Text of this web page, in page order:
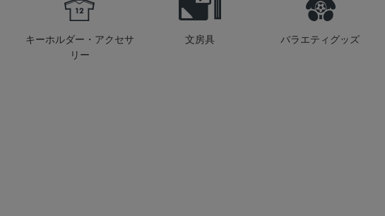
キーホルダー・アクセサ
リー
文房具 バラエティグッズ